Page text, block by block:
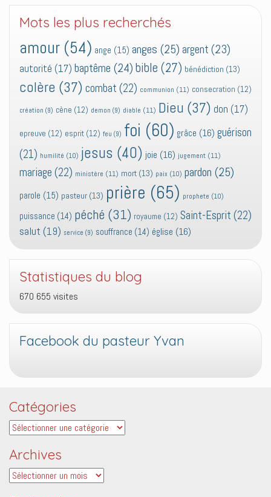
Mots les plus recherchés
amour (54) ange (15) anges (25) argent (23)
autorité (17) baptême (24) bible (27) bénédiction (13)
colère (37) combat (22) communion (11) consecration (12)
création (9) cène (12) demon (9) diable (11) Dieu (37) don (17)
epreuve (12) esprit (12) feu (9) foi (60) grâce (16) guérison
(21) humilité (10) jesus (40) joie (16) jugement (11)
mariage (22) ministère (11) mort (13) paix (10) pardon (25)
parole (15) pasteur (13) prière (65) prophete (10)
puissance (14) péché (31) royaume (12) Saint-Esprit (22)
salut (19) service (9) souffrance (14) église (16)
Statistiques du blog
670 655 visites
Facebook du pasteur Yvan
Catégories
Catégories
Archives
Archives